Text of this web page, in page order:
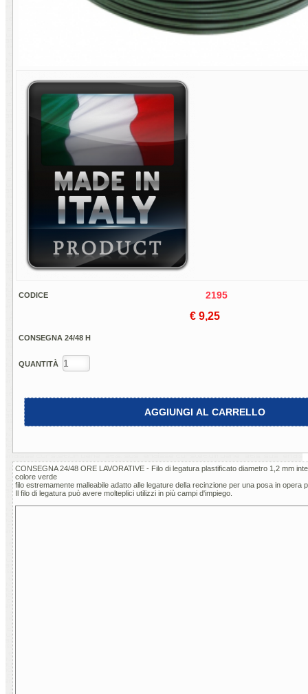
CODICE 2195
€ 9,25
CONSEGNA 24/48 H
QUANTITÀ
AGGIUNGI AL CARRELLO
CONSEGNA 24/48 ORE LAVORATIVE - Filo di legatura plastificato diametro 1,2 mm
colore verde
filo estremamente malleabile adatto alle legature della recinzione per una posa in opera
Il filo di legatura può avere molteplici utilizzi in più campi d'impiego.